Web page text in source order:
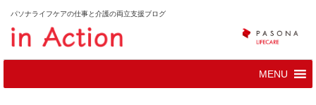
パソナライフケアの仕事と介護の両立支援ブログ